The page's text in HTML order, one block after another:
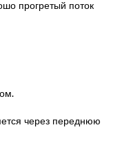
прогретый поток
через переднюю